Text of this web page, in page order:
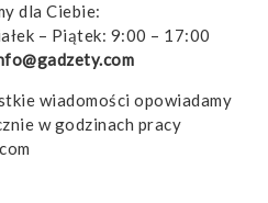
dla Ciebie:
– Piątek: 9:00 – 17:00
wiadomości opowiadamy
w godzinach pracy